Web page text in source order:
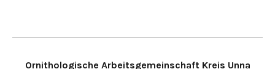
Ornithologische Arbeitsgemeinschaft Kreis Unna